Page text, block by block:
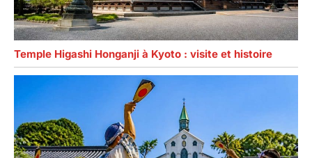
Temple Higashi Honganji à Kyoto : visite et histoire